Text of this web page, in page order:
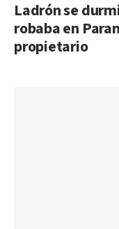
Ladrón se
robaba en
propietario